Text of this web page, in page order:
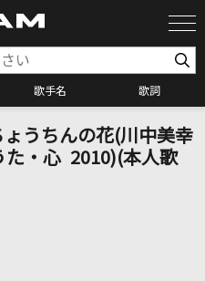
歌手名 歌詞
検索
舗検索
うちんの花(川中美幸
た・心 2010)(本人歌